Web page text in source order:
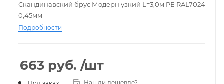
Скандинавский брус Модерн узкий L=3,0м PE RAL7024
0,45мм
Подробности
663 руб. /шт